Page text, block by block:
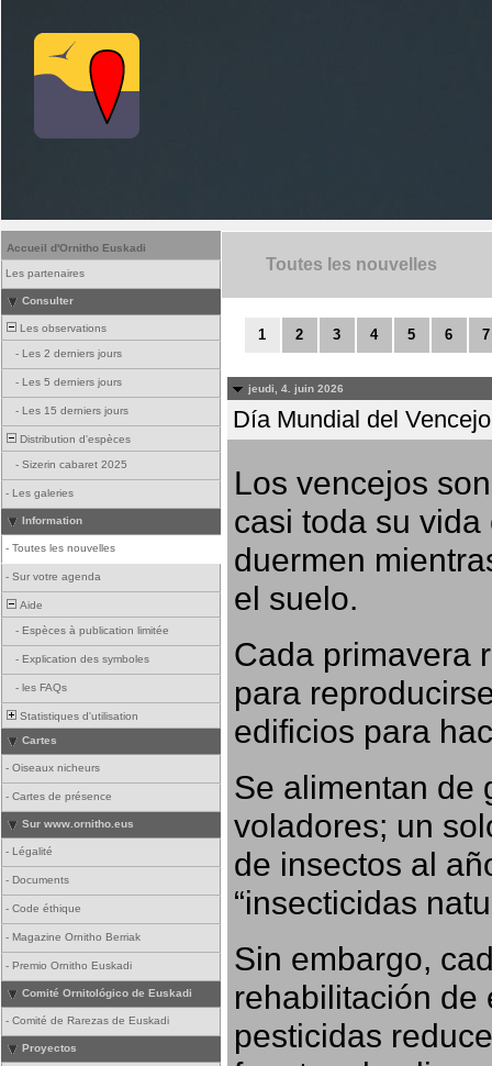
Accueil d'Ornitho Euskadi
Les partenaires
Consulter
Les observations
- Les 2 derniers jours
- Les 5 derniers jours
- Les 15 derniers jours
Distribution d'espèces
- Sizerin cabaret 2025
- Les galeries
Information
- Toutes les nouvelles
- Sur votre agenda
Aide
- Espèces à publication limitée
- Explication des symboles
- les FAQs
Statistiques d'utilisation
Cartes
- Oiseaux nicheurs
- Cartes de présence
Sur www.ornitho.eus
- Légalité
- Documents
- Code éthique
- Magazine Ornitho Berriak
- Premio Ornitho Euskadi
Comité Ornitológico de Euskadi
- Comité de Rarezas de Euskadi
Proyectos
Toutes les nouvelles
1 2 3 4 5 6 7
jeudi, 4. juin 2026
Día Mundial del
Los vencejos
casi toda su
duermen
el suelo.
Cada primavera
para
edificios para
Se alimentan de
voladores; un
de insectos al
“insecticidas
Sin embargo,
rehabilitación de
pesticidas